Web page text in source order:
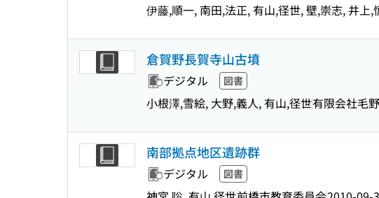
伊藤,順一, 南田,法正, 有山,径世, 壁,崇志, 井上,
倉賀野長賀寺山古墳
デジタル 図書
小根澤,雪絵, 大野,義人, 有山,径世有限会社毛
南部拠点地区遺跡群
デジタル 図書